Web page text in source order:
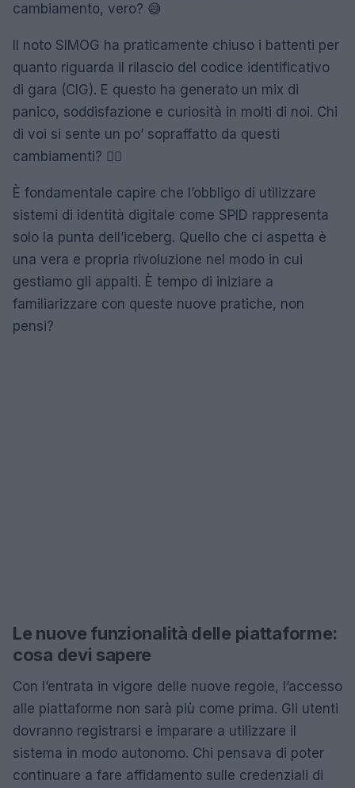
cambiamento, vero? 😅
Il noto SIMOG ha praticamente chiuso i battenti per
quanto riguarda il rilascio del codice identificativo
di gara (CIG). E questo ha generato un mix di
panico, soddisfazione e curiosità in molti di noi. Chi
di voi si sente un po’ sopraffatto da questi
cambiamenti? 🙋‍♀️
È fondamentale capire che l’obbligo di utilizzare
sistemi di identità digitale come SPID rappresenta
solo la punta dell’iceberg. Quello che ci aspetta è
una vera e propria rivoluzione nel modo in cui
gestiamo gli appalti. È tempo di iniziare a
familiarizzare con queste nuove pratiche, non
pensi?
Le nuove funzionalità delle piattaforme:
cosa devi sapere
Con l’entrata in vigore delle nuove regole, l’accesso
alle piattaforme non sarà più come prima. Gli utenti
dovranno registrarsi e imparare a utilizzare il
sistema in modo autonomo. Chi pensava di poter
continuare a fare affidamento sulle credenziali di